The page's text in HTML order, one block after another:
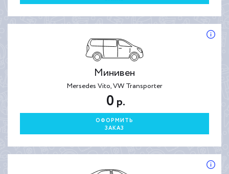
Минивен
Mersedes Vito, VW Transporter
0 р.
ОФОРМИТЬ
ЗАКАЗ